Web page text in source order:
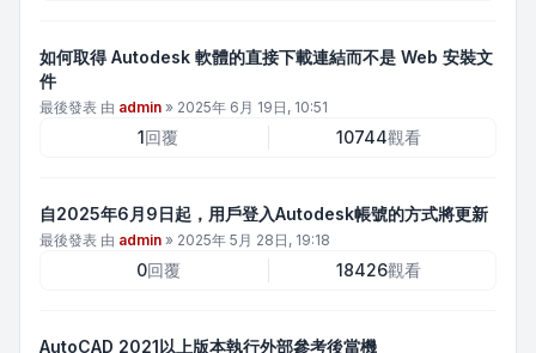
如何取得 Autodesk 軟體的直接下載連結而不是 Web 安裝文
件
最後發表 由 admin » 2025年 6月 19日, 10:51
1回覆 10744觀看
自2025年6月9日起，用戶登入Autodesk帳號的方式將更新
最後發表 由 admin » 2025年 5月 28日, 19:18
0回覆 18426觀看
AutoCAD 2021以上版本執行外部參考後當機